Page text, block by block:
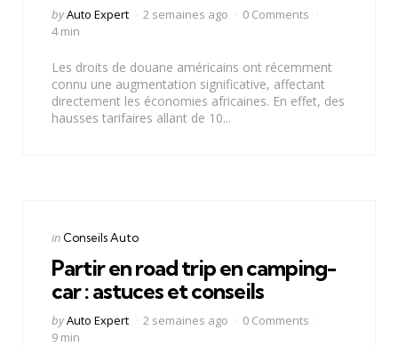
Posted
by
byAuto Expert 2 semaines ago
0 Comments
4 min
Les droits de douane américains ont récemment
connu une augmentation significative, affectant
directement les économies africaines. En effet, des
hausses tarifaires allant de 10...
Categories
Posted
in Conseils Auto
Partir en road trip en camping-
car : astuces et conseils
Posted
by
byAuto Expert 2 semaines ago
0 Comments
9 min